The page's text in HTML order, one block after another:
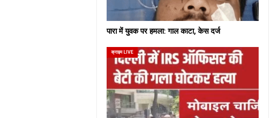
पारा में युवक पर हमला: गाल काटा, केस दर्ज
क्राइम LIVE